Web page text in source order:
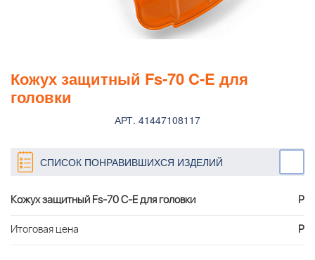
Кожух защитный Fs-70 C-E для
головки
АРТ. 41447108117
СПИСОК ПОНРАВИВШИХСЯ ИЗДЕЛИЙ
Кожух защитный Fs-70 C-E для головки
Р
Итоговая цена
Р